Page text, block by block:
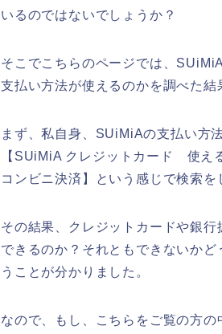
いるのではないでしょうか？
そこでこちらのページでは、
支払い方法が使えるのかを調べた結
まず、私自身、SUiMiAの支払い方
【SUiMiA クレジットカード 使
コンビニ決済】という感じで検索を
その結果、クレジットカードや銀
できるのか？それともできないか
うことが分かりました。
なので、もし、こちらをご覧の方